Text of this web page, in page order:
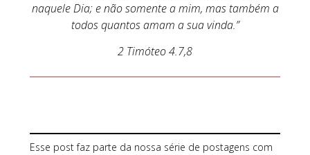
naquele Dia; e não somente a mim, mas também a
todos quantos amam a sua vinda.”
2 Timóteo 4.7,8
Esse post faz parte da nossa série de postagens com